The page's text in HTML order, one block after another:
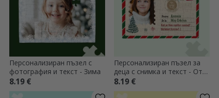
Персонализиран пъзел с
фотография и текст - Зима
8.19 €
Персонализиран пъзел за
деца с снимка и текст - От
Дядо Коледа
8.19 €